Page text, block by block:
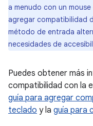
a menudo con un
agregar compatibilidad
método de entrada
necesidades de
Puedes obtener más
compatibilidad con la
guía para agregar
teclado y la guía para